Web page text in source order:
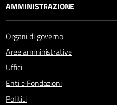
AMMINISTRAZIONE
Organi di governo
Aree amministrative
Uffici
Enti e Fondazioni
Politici